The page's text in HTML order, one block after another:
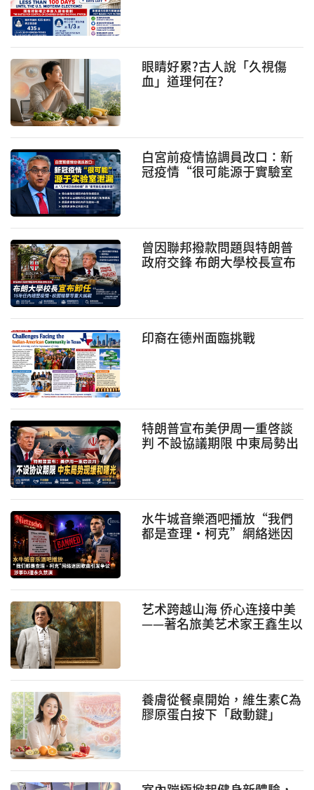
眼睛好累?古人說「久視傷
血」道理何在?
白宮前疫情協調員改口：新
冠疫情“很可能源于實驗室
曾因聯邦撥款問題與特朗普
政府交鋒 布朗大學校長宣布
印裔在德州面臨挑戰
特朗普宣布美伊周一重啓談
判 不設協議期限 中東局勢出
水牛城音樂酒吧播放“我們
都是查理·柯克”網絡迷因
艺术跨越山海 侨心连接中美
——著名旅美艺术家王鑫生以
養膚從餐桌開始，維生素C為
膠原蛋白按下「啟動鍵」